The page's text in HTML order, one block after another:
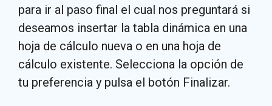
para ir al paso final el cual nos preguntará si
deseamos insertar la tabla dinámica en una
hoja de cálculo nueva o en una hoja de
cálculo existente. Selecciona la opción de
tu preferencia y pulsa el botón Finalizar.